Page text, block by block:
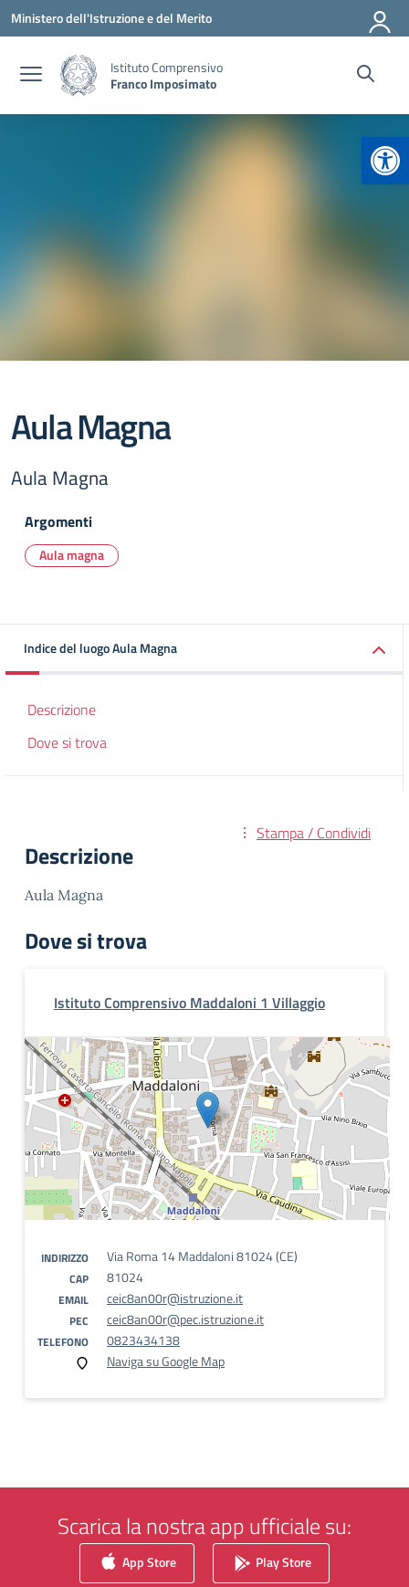
Vai ai contenuti
Vai al menu di navigazione
Vai al footer
Ministero dell'Istruzione e del Merito
Istituto Comprensivo
Franco Imposimato
Aula Magna
Aula Magna
Argomenti
Aula magna
Indice del luogo Aula Magna
Descrizione
Dove si trova
Stampa / Condividi
Descrizione
Aula Magna
Dove si trova
Istituto Comprensivo Maddaloni 1 Villaggio
INDIRIZZO Via Roma 14 Maddaloni 81024 (CE)
CAP 81024
EMAIL ceic8an00r@istruzione.it
PEC ceic8an00r@pec.istruzione.it
TELEFONO
0823434138
Naviga su Google Map
Scarica la nostra app ufficiale su:
App Store Play Store